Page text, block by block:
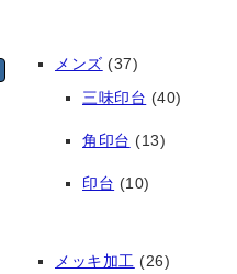
メンズ (37)
三味印台 (40)
角印台 (13)
印台 (10)
メッキ加工 (26)